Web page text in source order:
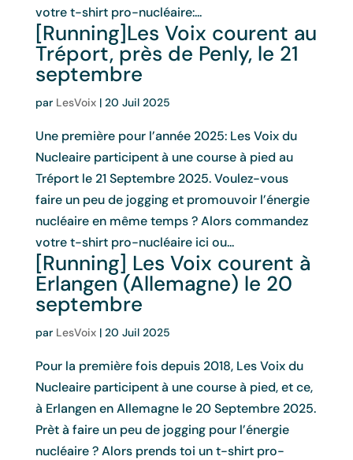
votre t-shirt pro-nucléaire:...
[Running]Les Voix courent au
Tréport, près de Penly, le 21
septembre
par LesVoix| 20 Juil 2025
Une première pour l’année 2025: Les Voix du
Nucleaire participent à une course à pied au
Tréport le 21 Septembre 2025. Voulez-vous
faire un peu de jogging et promouvoir l’énergie
nucléaire en même temps ? Alors commandez
votre t-shirt pro-nucléaire ici ou...
[Running] Les Voix courent à
Erlangen (Allemagne) le 20
septembre
par LesVoix| 20 Juil 2025
Pour la première fois depuis 2018, Les Voix du
Nucleaire participent à une course à pied, et ce,
à Erlangen en Allemagne le 20 Septembre 2025.
Prèt à faire un peu de jogging pour l’énergie
nucléaire ? Alors prends toi un t-shirt pro-